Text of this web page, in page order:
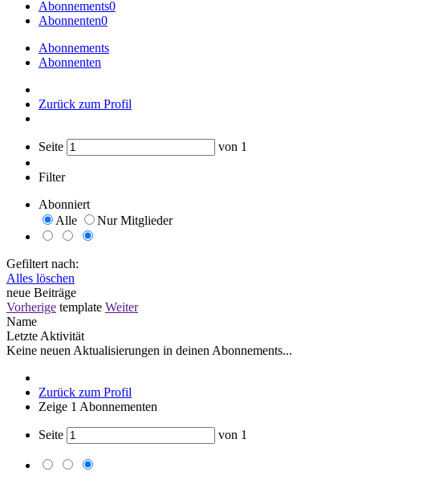
Abonnements0
Abonnenten0
Abonnements
Abonnenten
Zurück zum Profil
Seite von 1
Filter
Abonniert
Alle
Nur Mitglieder
Gefiltert nach:
Alles löschen
neue Beiträge
Vorherige template Weiter
Name
Letzte Aktivität
Keine neuen Aktualisierungen in deinen Abonnements...
Zurück zum Profil
Zeige 1 Abonnementen
Seite von 1